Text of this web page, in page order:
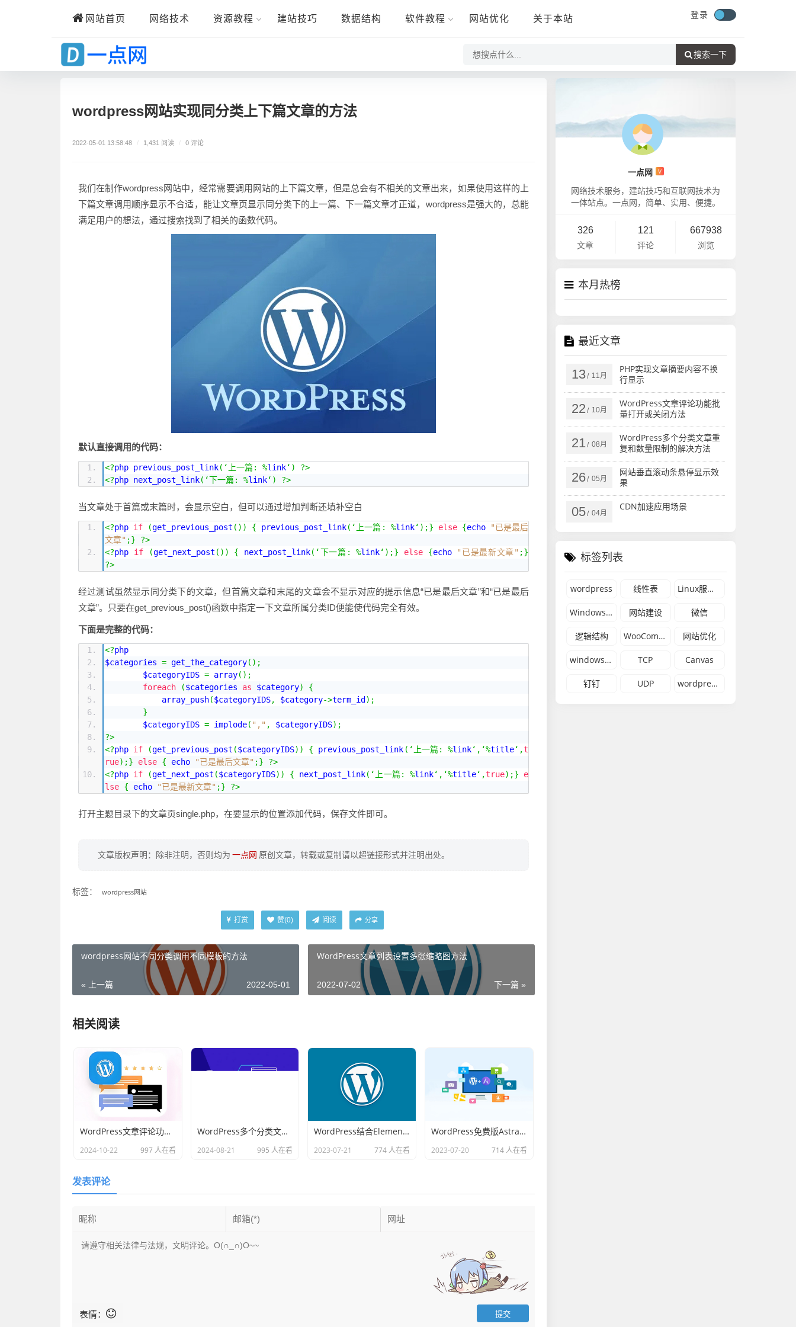
网站首页 网络技术 资源教程 建站技巧 数据结构 软件教程 网站优化 关于本站 登录
搜索一下
wordpress网站实现同分类上下篇文章的方法
2022-05-01 13:58:48 / 1,431 阅读 / 0 评论
我们在制作wordpress网站中，经常需要调用网站的上下篇文章，但是总会有不相关的文章出来，如果使用这样的上
下篇文章调用顺序显示不合适，能让文章页显示同分类下的上一篇、下一篇文章才正道，wordpress是强大的，总能
满足用户的想法，通过搜索找到了相关的函数代码。
默认直接调用的代码：
<?php previous_post_link(‘上一篇: %link‘)
?>
<?php next_post_link(‘下一篇: %link‘) ?>
当文章处于首篇或末篇时，会显示空白，但可以通过增加判断还填补空白
<?php if (get_previous_post ()) { previous_post_link(‘上一篇: %link‘);} else {echo
"已是最后
文章" ;}
?>
<?php if (get_next_post ()) { next_post_link(‘下一篇: %link‘);} else {echo "已是最新文章" ;}
?>
经过测试虽然显示同分类下的文章，但首篇文章和末尾的文章会不显示对应的提示信息“已是最后文章”和“已是最后
文章”。只要在get_previous_post()函数中指定一下文章所属分类ID便能使代码完全有效。
下面是完整的代码：
<?php
$categories = get_the_category();
        $categoryIDS
= array();
foreach
($categories as $category)
{
            array_push
($categoryIDS, $category->term_id );
}
        $categoryIDS
= implode( "," , $categoryIDS);
?>
<?php if (get_previous_post ($categoryIDS)) { previous_post_link (‘上一篇: %link‘,‘%title‘,t
rue);} else { echo "已是最后文章" ;}
?>
<?php if (get_next_post ($categoryIDS)) { next_post_link(‘上一篇: %link‘,‘%title‘,true);}
e
lse { echo "已是最新文章" ;} ?>
打开主题目录下的文章页single.php，在要显示的位置添加代码，保存文件即可。
文章版权声明：除非注明，否则均为 一点网 原创文章，转载或复制请以超链接形式并注明出处。
标签： wordpress网站
打赏 赞(0) 阅读 分享
wordpress网站不同分类调用不同模板的方法
« 上一篇 2022-05-01
WordPress文章列表设置多张缩略图方法
下一篇 »
2022-07-02
相关阅读
WordPress文章评论功能批量打开或关闭方法
2024-10-22 997 人在看
WordPress多个分类文章重复和数量限制的解决方法
2024-08-21 995 人在看
WordPress结合Elementor插件可以设计复杂的网站吗
2023-07-21 774 人在看
WordPress免费版Astra主题能满足网站设计需求吗
2023-07-20 714 人在看
发表评论
表情：
一点网 V
网络技术服务，建站技巧和互联网技术为
一体站点。一点网，简单、实用、便捷。
326
文章
121
评论
667938
浏览
本月热榜
最近文章
13/ 11月
PHP实现文章摘要内容不换
行显示
22 / 10月
WordPress文章评论功能批
量打开或关闭方法
21 / 08月
WordPress多个分类文章重
复和数量限制的解决方法
26/ 05月
网站垂直滚动条悬停显示效
果
05/ 04月
CDN加速应用场景
标签列表
wordpress 线性表 Linux服务器
Windows 11 网站建设 微信
逻辑结构 WooCommerce 网站优化
windows 10 TCP Canvas
钉钉 UDP wordpress网站